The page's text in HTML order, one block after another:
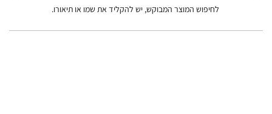
לחיפוש המוצר המבוקש, יש להקליד את שמו או תיאורו.